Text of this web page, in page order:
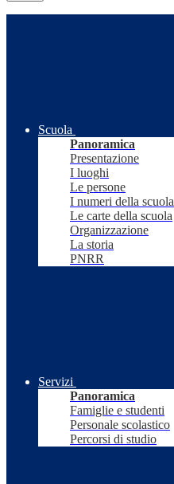
Scuola
Panoramica
Presentazione
I luoghi
Le persone
I numeri della scuola
Le carte della scuola
Organizzazione
La storia
PNRR
Servizi
Panoramica
Famiglie e studenti
Personale scolastico
Percorsi di studio